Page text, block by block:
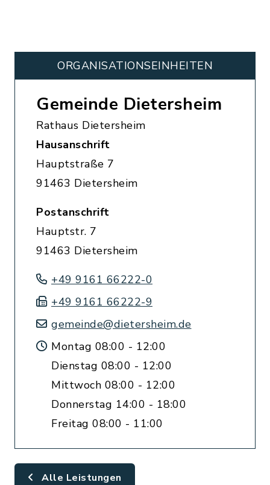
ORGANISATIONS­EINHEITEN
Gemeinde Dietersheim
Rathaus Dietersheim
Hausanschrift
Hauptstraße 7
91463 Dietersheim
Postanschrift
Hauptstr. 7
91463 Dietersheim
+49 9161 66222-0
+49 9161 66222-9
gemeinde@dietersheim.de
Montag 08:00 - 12:00
Dienstag 08:00 - 12:00
Mittwoch 08:00 - 12:00
Donnerstag 14:00 - 18:00
Freitag 08:00 - 11:00
Alle Leistungen